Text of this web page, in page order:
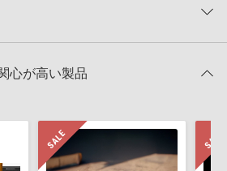
0%
するご注意：
FAT32でフォーマットされた
＋でフォーマットされたHDDをご用意
す。
送信されます。メールに記載されており
のダウンロード／導入を行って下さい。
、原則として日本語版操作マニュアルをご
心が高い製品